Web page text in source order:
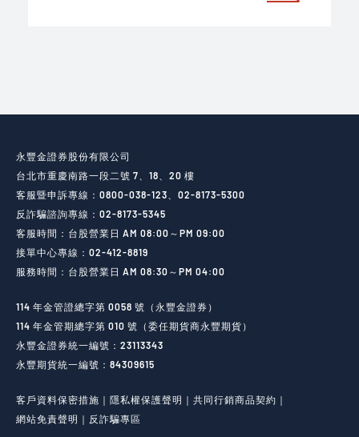
永豐金證券股份有限公司
台北市重慶南路一段二號 7、18、20 樓
客服暨申訴專線：0800-038-123、02-8173-5300
反詐騙諮詢專線：02-8173-5345
客服時間：台股營業日 AM 08:00～PM 09:00
接單中心專線：02-412-8819
服務時間：台股營業日 AM 08:30～PM 04:00
114 年金管證總字第 0058 號（永豐金證券）
114 年金管期總字第 010 號（委任期貨商永豐期貨）
永豐金證券統一編號：23113343
永豐期貨統一編號：84309615
客戶資料保密措施 隱私權保護聲明
共同行銷商品契約
網站免責聲明
反詐騙專區